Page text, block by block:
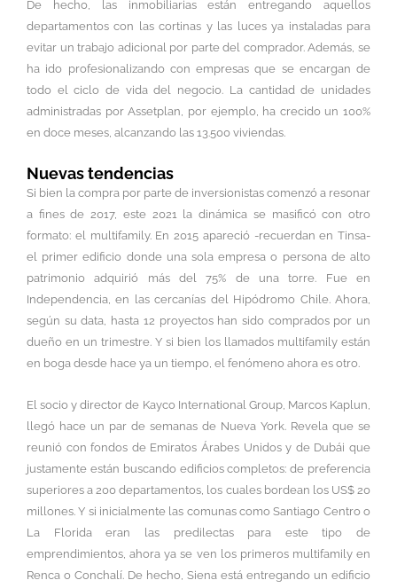
De hecho, las inmobiliarias están entregando aquellos
departamentos con las cortinas y las luces ya instaladas para
evitar un trabajo adicional por parte del comprador. Además, se
ha ido profesionalizando con empresas que se encargan de
todo el ciclo de vida del negocio. La cantidad de unidades
administradas por Assetplan, por ejemplo, ha crecido un 100%
en doce meses, alcanzando las 13.500 viviendas.
Nuevas tendencias
Si bien la compra por parte de inversionistas comenzó a resonar
a fines de 2017, este 2021 la dinámica se masificó con otro
formato: el multifamily. En 2015 apareció -recuerdan en Tinsa-
el primer edificio donde una sola empresa o persona de alto
patrimonio adquirió más del 75% de una torre. Fue en
Independencia, en las cercanías del Hipódromo Chile. Ahora,
según su data, hasta 12 proyectos han sido comprados por un
dueño en un trimestre. Y si bien los llamados multifamily están
en boga desde hace ya un tiempo, el fenómeno ahora es otro.
El socio y director de Kayco International Group, Marcos Kaplun,
llegó hace un par de semanas de Nueva York. Revela que se
reunió con fondos de Emiratos Árabes Unidos y de Dubái que
justamente están buscando edificios completos: de preferencia
superiores a 200 departamentos, los cuales bordean los US$ 20
millones. Y si inicialmente las comunas como Santiago Centro o
La Florida eran las predilectas para este tipo de
emprendimientos, ahora ya se ven los primeros multifamily en
Renca o Conchalí. De hecho, Siena está entregando un edificio